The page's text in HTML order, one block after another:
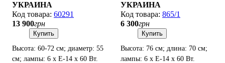
УКРАИНА
60291
13 900грн
Купить
Высота: 60-72 см; диаметр: 55
см; лампы: 6 х Е-14 х 60 Вт.
УКРАИНА
865/1
6 300грн
Купить
Высота: 76 см; длина: 70 см;
лампы: 6 х Е-14 х 60 Вт.